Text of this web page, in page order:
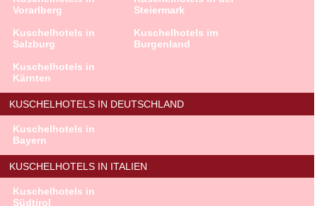
Vorarlberg
Steiermark
Kuschelhotels in
Salzburg
Kuschelhotels im
Burgenland
Kuschelhotels in
Kärnten
KUSCHELHOTELS IN DEUTSCHLAND
Kuschelhotels in
Bayern
KUSCHELHOTELS IN ITALIEN
Kuschelhotels in
Südtirol